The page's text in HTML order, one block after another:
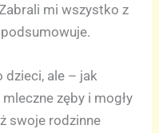
mi wszystko z
dzieci, ale – jak
zęby i mogły
swoje rodzinne